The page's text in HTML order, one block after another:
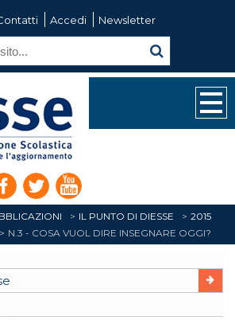
Accedi Newsletter
IL PUNTO DI DIESSE
2015
N.3 - COSA VUOL DIRE INSEGNARE OGGI?